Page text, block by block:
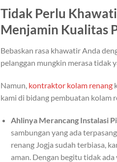
Tidak Perlu
Menjamin Kualitas
Bebaskan rasa khawatir Anda
pelanggan mungkin merasa tidak
Namun, kontraktor kolam renang
kami di bidang pembuatan kolam
Ahlinya Merancang Instalasi
sambungan yang ada
renang Jogja sudah terbiasa,
aman. Dengan begitu tidak